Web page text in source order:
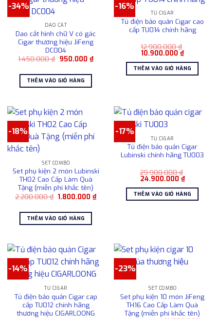
-34%
DAO CẮT
Dao cắt hình chữ V có gác
Cigar thương hiệu JiFeng
DC004
1.450.000₫ Giá
1.450.000 ₫.
950.000 ₫Giá
THÊM VÀO GIỎ HÀNG
-16%
TỦ CIGAR
Tủ điện bảo quản Cigar cao
cấp TU014 chính hãng
12.900.000₫
Giá
là:
12.900.000 ₫.
10.900.000 ₫Giá
tại
là:
THÊM VÀO GIỎ HÀNG
-18%
SET COMBO
Set phụ kiện 2 món Lubinski
TH02 Cao Cấp Làm Quà
Tặng (miễn phí khắc tên)
2.200.000₫ Giá
2.200.000 ₫.
1.800.000₫Giá
hiện
THÊM VÀO GIỎ HÀNG
-17%
TỦ CIGAR
Tủ điện bảo quản Cigar
Lubinski chính hãng TU003
29.900.000₫
Giá
là:
29.900.000 ₫.
24.900.000 ₫Giá
hiện
tại
là:
THÊM VÀO GIỎ HÀNG
-14%
TỦ CIGAR
Tủ điện bảo quản Cigar cap
cấp TU012 chính hãng
thương hiệu CIGARLOONG
-23%
SET COMBO
Set phụ kiện 10 món JiFeng
TH16 Cao Cấp Làm Quà
Tặng (miễn phí khắc tên)